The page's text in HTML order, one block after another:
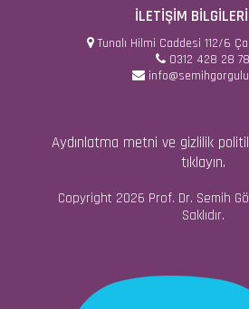
İLETİŞİM
Tunalı Hilmi Caddesi 112/6
0312 428 28 78
Aydınlatma metni ve gizlilik
tıklayın.
Copyright 2026 Prof. Dr. Semih
Saklıdır.